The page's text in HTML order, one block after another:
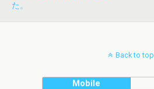
た。
Back to top
Mobile